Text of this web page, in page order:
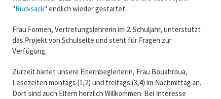
"Rucksack" endlich wieder gestartet.
Frau Formen, Vertretungslehrerin im 2. Schuljahr, unterstützt
das Projekt von Schulseite und steht für Fragen zur
Verfügung.
Zurzeit bietet unsere Elternbegleiterin, Frau Bouahroua,
Lesezeiten montags (1,2) und freitags (3,4) im Nachmittag an.
Dort sind auch Eltern herzlich Willkommen. Bei Interesse